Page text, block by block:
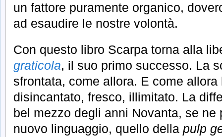
un fattore puramente organico,
ad esaudire le nostre volontà.
Con questo libro Scarpa torna alla
graticola, il suo primo successo. La
sfrontata, come allora. E come
disincantato, fresco, illimitato. La
bel mezzo degli anni Novanta, se ne
nuovo linguaggio, quello della pulp